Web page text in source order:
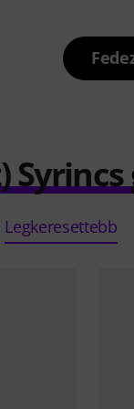
Legkeresettebb